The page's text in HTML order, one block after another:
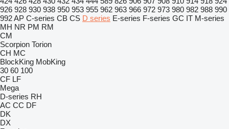
926 928 930 938 950 953 955 962 963 966 972 973 980 982 988 990
992AP C-series CB CS D series E-series F-series GC IT M-series
MH NR PM RM
CM
Scorpion Torion
CH MC
BlockKing MobKing
30 60 100
CF LF
Mega
D-series RH
AC CC DF
DK
DX